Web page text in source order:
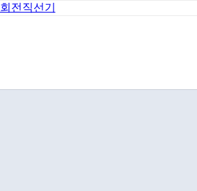
회전직선기